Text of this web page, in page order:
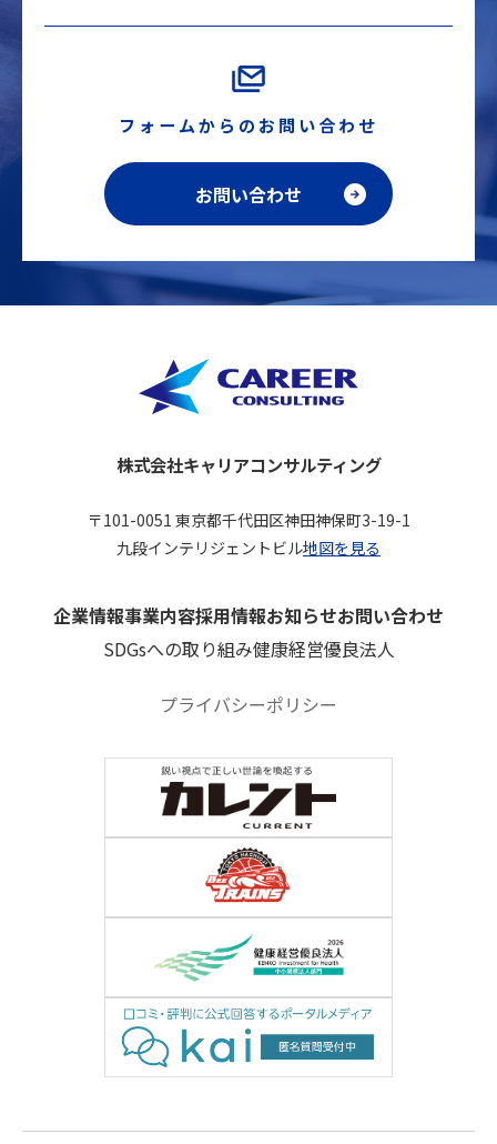
フォームからのお問い合わせ
お問い合わせ
株式会社キャリアコンサルティング
〒101-0051 東京都千代田区神田神保町3-19-1
九段インテリジェントビル地図を見る
企業情報事業内容採用情報お知らせお問い合わせ
SDGsへの取り組み健康経営優良法人
プライバシーポリシー